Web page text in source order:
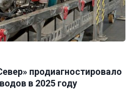
продиагностировало
в 2025 году